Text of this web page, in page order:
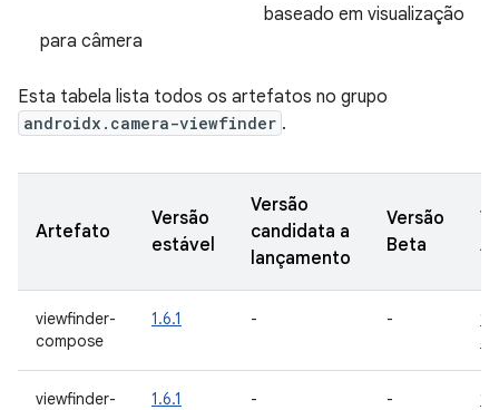
baseado em visualização
para câmera
Esta tabela lista todos os artefatos no grupo
androidx.camera-viewfinder .
Artefato
Versão
estável
Versão
candidata a
lançamento
Versão
Beta
viewfinder-
compose
1.6.1 - -
viewfinder-
1.6.1 - -